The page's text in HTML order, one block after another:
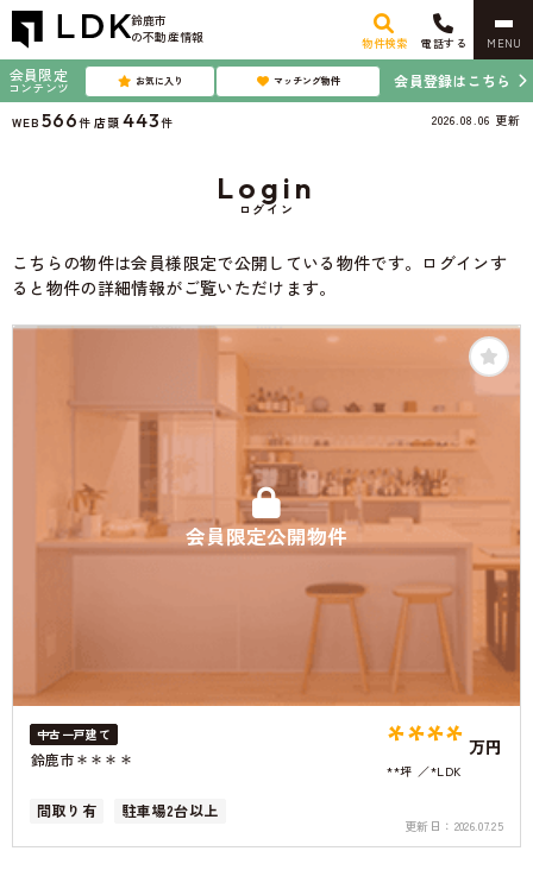
鈴鹿市
の不動産情報
物件検索 電話する MENU
会員限定
コンテンツ お気に入り マッチング物件 会員登録はこちら
WEB 566件 店頭 443件 2026.08.06 更新
ログイン
Login
こちらの物件は会員様限定で公開している物件です。ログインす
ると物件の詳細情報がご覧いただけます。
会員限定公開物件
中古一戸建て
鈴鹿市＊＊＊＊ **** 万円
**坪 *LDK
間取り有 駐車場2台以上
更新日： 2026.07.25